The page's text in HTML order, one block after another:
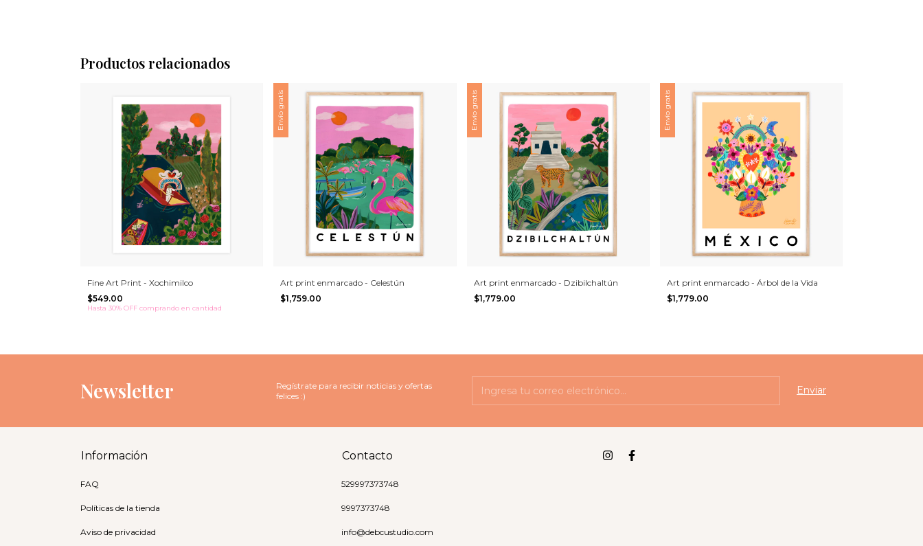
Productos relacionados
Fine Art Print - Xochimilco
$549.00
Hasta 30% OFF comprando en cantidad
Envío gratis
Art print enmarcado - Celestún
$1,759.00
Envío gratis
Art print enmarcado - Dzibilchaltún
$1,779.00
Envío gratis
Art print enmarcado - Árbol de la Vida
$1,779.00
Newsletter
Regístrate para recibir noticias y ofertas
felices :)
Información
FAQ
Políticas de la tienda
Aviso de privacidad
Contacto
529997373748
9997373748
info@debcustudio.com